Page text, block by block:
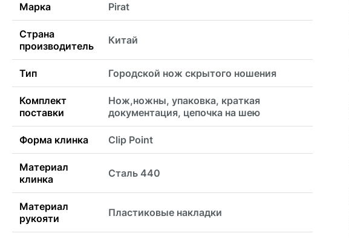
Марка Pirat
Страна
производитель
Китай
Тип Городской нож скрытого ношения
Комплект
поставки
Нож,ножны, упаковка, краткая
документация, цепочка на шею
Форма клинка Clip Point
Материал
клинка
Сталь 440
Материал
рукояти
Пластиковые накладки